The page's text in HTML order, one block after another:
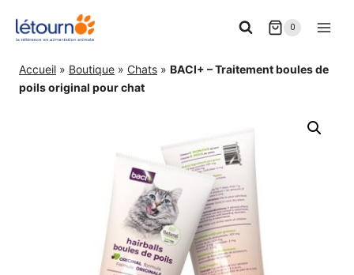
0
Accueil » Boutique » Chats » BACI+ – Traitement boules de
poils original pour chat